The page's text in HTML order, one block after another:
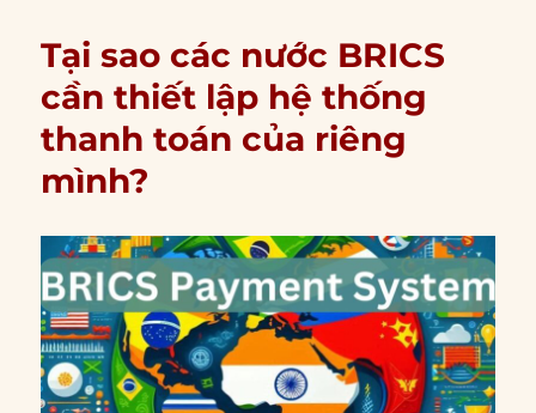
Tại sao các nước BRICS
cần thiết lập hệ thống
thanh toán của riêng
mình?